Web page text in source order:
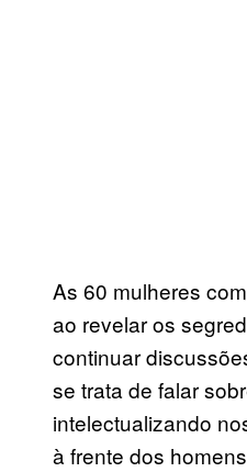
As 60 mulheres
ao revelar os
continuar
se trata de falar
intelectualizando
à frente dos